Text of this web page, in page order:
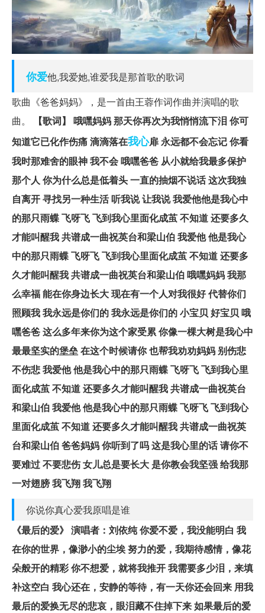
你爱他,我爱她,谁爱我是那首歌的歌词
歌曲《爸爸妈妈》，是一首由王蓉作词作曲并演唱的歌
曲。
【歌词】 哦嘿妈妈 那天你再次为我悄悄流下泪 你可
知道它已化作伤痛 滴滴落在我心扉 永远都不会忘记 你看
我时那难舍的眼神 我不会 哦嘿爸爸 从小就给我最多保护
那个人 你为什么总是低着头 一直的抽烟不说话 这次我独
自离开 寻找另一种生活 听我说 让我说 我爱他他是我心中
的那只雨蝶 飞呀飞 飞到我心里面化成茧 不知道 还要多久
才能叫醒我 共谱成一曲祝英台和梁山伯 我爱他 他是我心
中的那只雨蝶 飞呀飞 飞到我心里面化成茧 不知道 还要多
久才能叫醒我 共谱成一曲祝英台和梁山伯 哦嘿妈妈 我那
么幸福 能在你身边长大 现在有一个人对我很好 代替你们
照顾我 我永远是你们的 我永远是你们的 小宝贝 好宝贝 哦
嘿爸爸 这么多年来你为这个家受累 你像一棵大树是我心中
最最坚实的堡垒 在这个时候请你 也帮我劝劝妈妈 别伤悲
不伤悲 我爱他 他是我心中的那只雨蝶 飞呀飞 飞到我心里
面化成茧 不知道 还要多久才能叫醒我 共谱成一曲祝英台
和梁山伯 我爱他 他是我心中的那只雨蝶 飞呀飞 飞到我心
里面化成茧 不知道 还要多久才能叫醒我 共谱成一曲祝英
台和梁山伯 爸爸妈妈 你听到了吗 这是我心里的话 请你不
要难过 不要悲伤 女儿总是要长大 是你教会我坚强 给我那
一对翅膀 我飞翔 我飞翔
你说你真心爱我原唱是谁
《最后的爱》 演唱者：刘依纯 你爱不爱，我没能明白 我
在你的世界，像渺小的尘埃 努力的爱，我期待感情，像花
朵般开的精彩 你不想爱，就将我推开 我需要多少泪，来填
补这空白 我心还在，安静的等待，有一天你还会回来 用我
最后的爱换无尽的悲哀，眼泪藏不住掉下来 如果最后的爱